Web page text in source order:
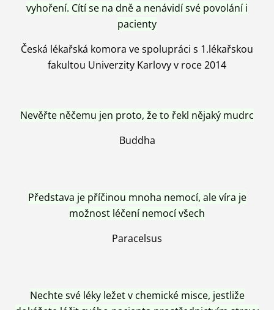
vyhoření. Cítí se na dně a nenávidí své povolání i
pacienty
Česká lékařská komora ve spolupráci s 1.lékařskou
fakultou Univerzity Karlovy v roce 2014
Nevěřte něčemu jen proto, že to řekl nějaký mudrc
Buddha
Představa je příčinou mnoha nemocí, ale víra je
možnost léčení nemocí všech
Paracelsus
Nechte své léky ležet v chemické misce, jestliže